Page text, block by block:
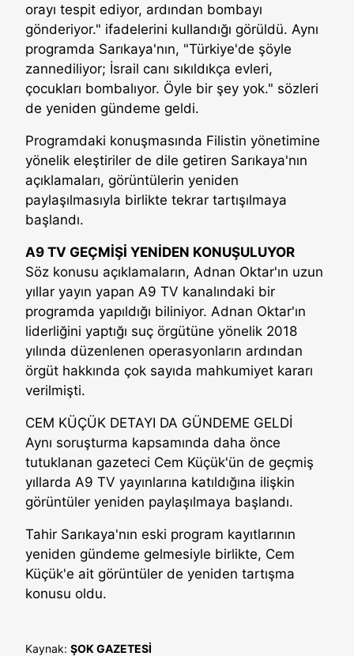
orayı tespit ediyor, ardından bombayı
gönderiyor." ifadelerini kullandığı görüldü. Aynı
programda Sarıkaya'nın, "Türkiye'de şöyle
zannediliyor; İsrail canı sıkıldıkça evleri,
çocukları bombalıyor. Öyle bir şey yok." sözleri
de yeniden gündeme geldi.
Programdaki konuşmasında Filistin yönetimine
yönelik eleştiriler de dile getiren Sarıkaya'nın
açıklamaları, görüntülerin yeniden
paylaşılmasıyla birlikte tekrar tartışılmaya
başlandı.
A9 TV GEÇMİŞİ YENİDEN KONUŞULUYOR
Söz konusu açıklamaların, Adnan Oktar'ın uzun
yıllar yayın yapan A9 TV kanalındaki bir
programda yapıldığı biliniyor. Adnan Oktar'ın
liderliğini yaptığı suç örgütüne yönelik 2018
yılında düzenlenen operasyonların ardından
örgüt hakkında çok sayıda mahkumiyet kararı
verilmişti.
CEM KÜÇÜK DETAYI DA GÜNDEME GELDİ
Aynı soruşturma kapsamında daha önce
tutuklanan gazeteci Cem Küçük'ün de geçmiş
yıllarda A9 TV yayınlarına katıldığına ilişkin
görüntüler yeniden paylaşılmaya başlandı.
Tahir Sarıkaya'nın eski program kayıtlarının
yeniden gündeme gelmesiyle birlikte, Cem
Küçük'e ait görüntüler de yeniden tartışma
konusu oldu.
Kaynak: ŞOK GAZETESİ